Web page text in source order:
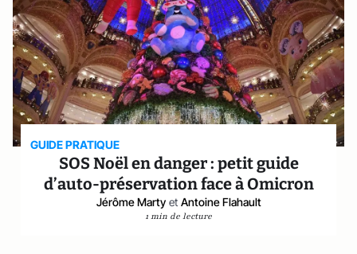
GUIDE PRATIQUE
SOS Noël en danger : petit guide
d’auto-préservation face à Omicron
Jérôme Marty et Antoine Flahault
1 min de lecture